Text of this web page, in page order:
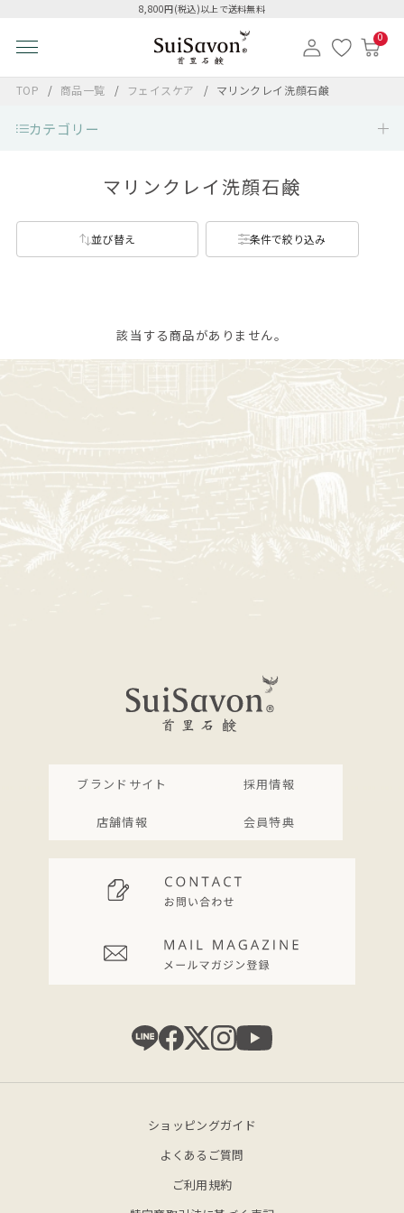
8,800円(税込)以上で送料無料
0
TOP 商品一覧 フェイスケア マリンクレイ洗顔石鹸
カテゴリー
マリンクレイ洗顔石鹸
並び替え 条件で絞り込み
該当する商品がありません。
ブランドサイト 採用情報
店舗情報 会員特典
ショッピングガイド
よくあるご質問
ご利用規約